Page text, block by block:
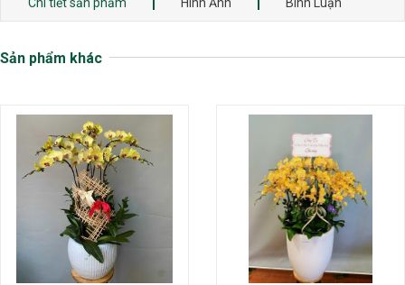
Sản phẩm khác